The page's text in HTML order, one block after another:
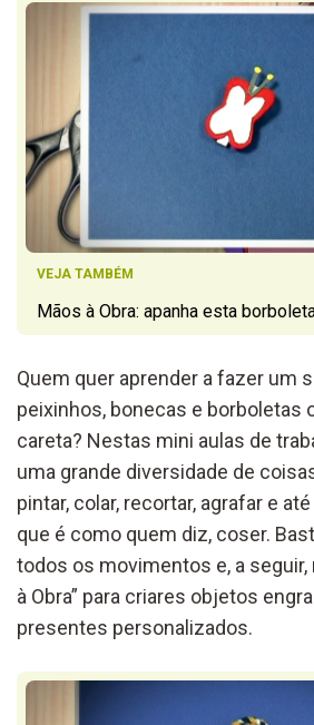
VEJA TAMBÉM
Mãos à Obra: apanha esta
Quem quer aprender a fazer um
peixinhos, bonecas e borboletas
careta? Nestas mini aulas de
uma grande diversidade de
pintar, colar, recortar, agrafar e
que é como quem diz, coser.
todos os movimentos e, a
à Obra” para criares objetos
presentes personalizados.